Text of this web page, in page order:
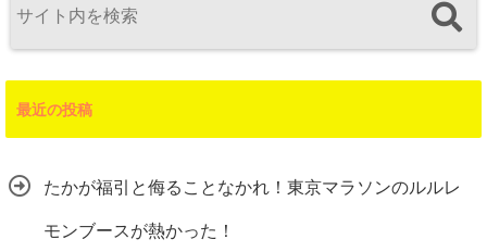
最近の投稿
たかが福引と侮ることなかれ！東京マラソンのルルレ
モンブースが熱かった！